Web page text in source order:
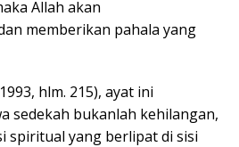
Allah akan
memberikan pahala yang
hlm. 215), ayat ini
sedekah bukanlah kehilangan,
spiritual yang berlipat di sisi